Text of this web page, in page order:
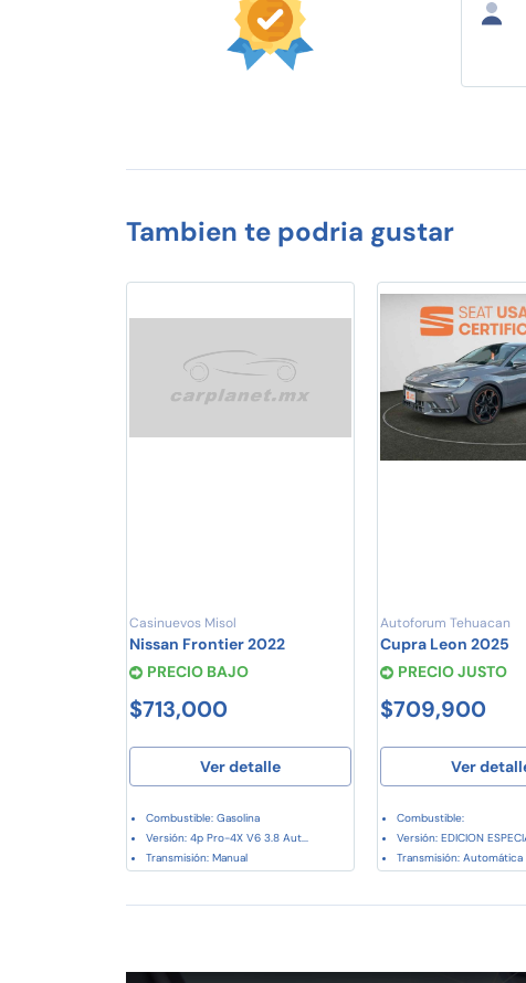
Tambien te podria gustar
Casinuevos Misol
Nissan Frontier 2022
PRECIO BAJO
$713,000
Ver detalle
Combustible: Gasolina
Versión: 4p Pro-4X V6 3.8 Aut...
Transmisión: Manual
Autoforum Tehuacan
Cupra Leon 2025
PRECIO JUSTO
$709,900
Ver
Combustible:
Versión: EDICION
Transmisión: Automática